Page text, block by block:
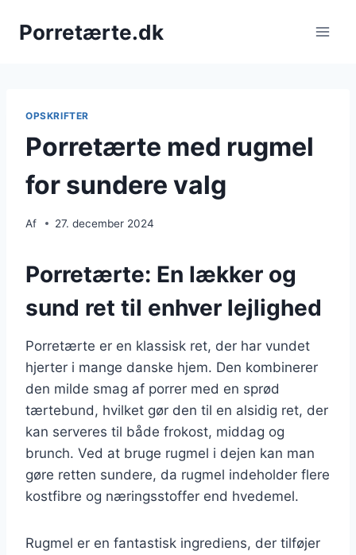
Porretærte.dk
OPSKRIFTER
Porretærte med rugmel
for sundere valg
Af 27. december 2024
Porretærte: En lækker og
sund ret til enhver lejlighed
Porretærte er en klassisk ret, der har vundet
hjerter i mange danske hjem. Den kombinerer
den milde smag af porrer med en sprød
tærtebund, hvilket gør den til en alsidig ret, der
kan serveres til både frokost, middag og
brunch. Ved at bruge rugmel i dejen kan man
gøre retten sundere, da rugmel indeholder flere
kostfibre og næringsstoffer end hvedemel.
Rugmel er en fantastisk ingrediens, der tilføjer